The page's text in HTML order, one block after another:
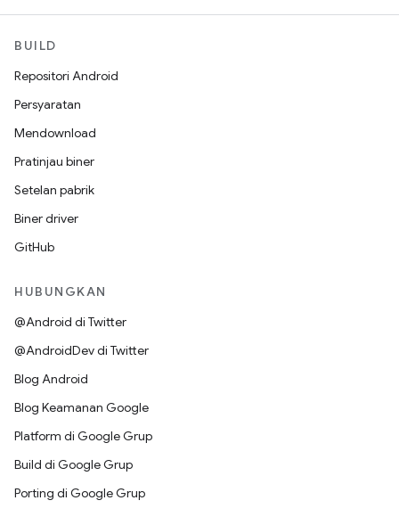
BUILD
Repositori Android
Persyaratan
Mendownload
Pratinjau biner
Setelan pabrik
Biner driver
GitHub
HUBUNGKAN
@Android di Twitter
@AndroidDev di Twitter
Blog Android
Blog Keamanan Google
Platform di Google Grup
Build di Google Grup
Porting di Google Grup